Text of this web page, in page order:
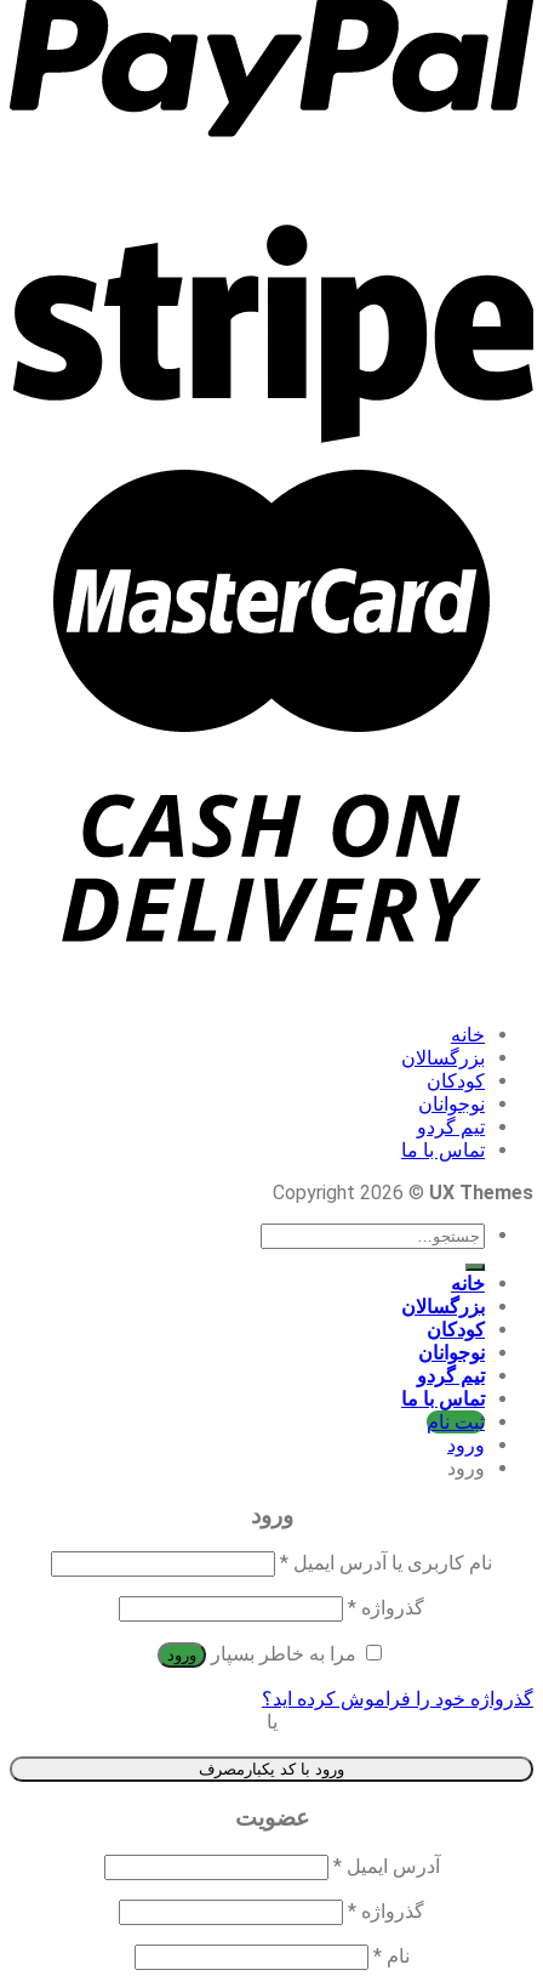
خانه
بزرگسالان
کودکان
نوجوانان
تیم گردو
تماس با ما
Copyright 2026 © UX Themes
جستجو
برای:
خانه
بزرگسالان
کودکان
نوجوانان
تیم گردو
تماس با ما
ثبت نام
ورود
ورود
ورود
نام کاربری یا آدرس ایمیل *
گذرواژه *
مرا به خاطر بسپار
ورود
گذرواژه خود را فراموش کرده اید؟
یا
ورود با کد یکبارمصرف
عضویت
آدرس ایمیل*
گذرواژه *
نام*